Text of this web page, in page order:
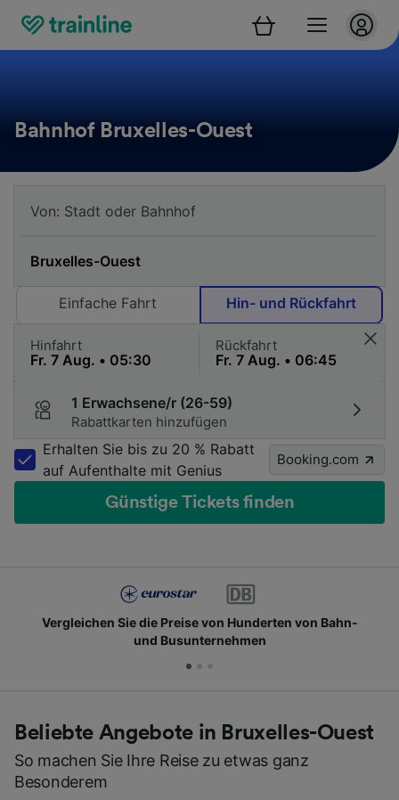
Bahnhof Bruxelles-Ouest
Einfache Fahrt Hin- und Rückfahrt
Hinfahrt Rückfahrt
1 Erwachsene/r (26-59)
Rabattkarten hinzufügen
Erhalten Sie bis zu 20 % Rabatt
auf Aufenthalte mit Genius
Booking.com
Günstige Tickets finden
Vergleichen Sie die Preise von Hunderten von Bahn-
und Busunternehmen
Beliebte Angebote in Bruxelles-Ouest
So machen Sie Ihre Reise zu etwas ganz
Besonderem